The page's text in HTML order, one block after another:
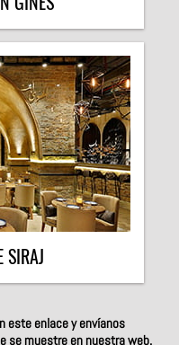
SIRAJ
este enlace y envíanos
se muestre en nuestra web.